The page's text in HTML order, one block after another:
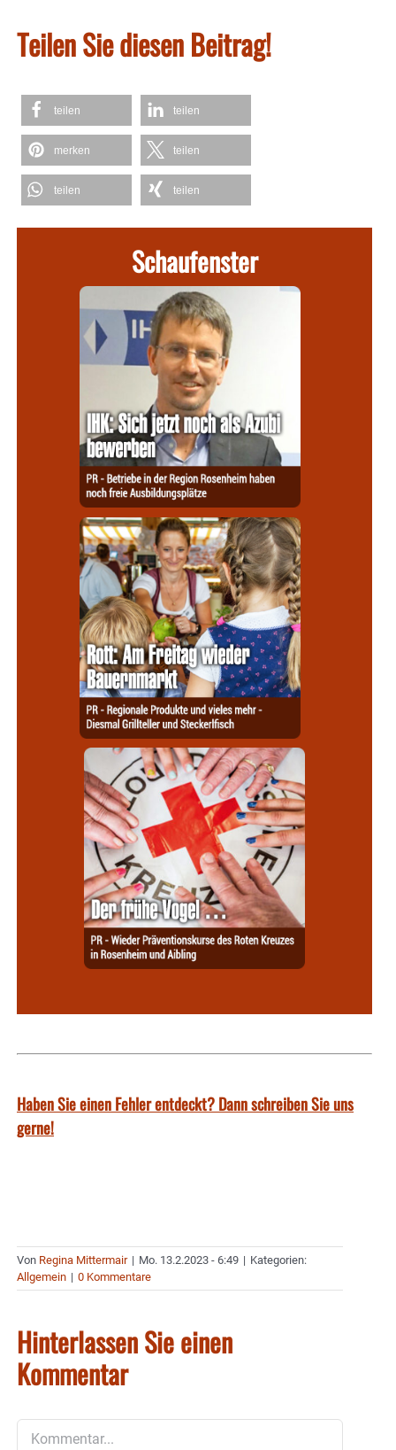
Teilen Sie diesen Beitrag!
teilen teilen
merken teilen
teilen teilen
Schaufenster
Haben Sie einen Fehler entdeckt? Dann schreiben Sie uns
gerne!
Von Regina Mittermair | Mo. 13.2.2023 - 6:49 | Kategorien:
Allgemein | 0 Kommentare
Hinterlassen Sie einen
Kommentar